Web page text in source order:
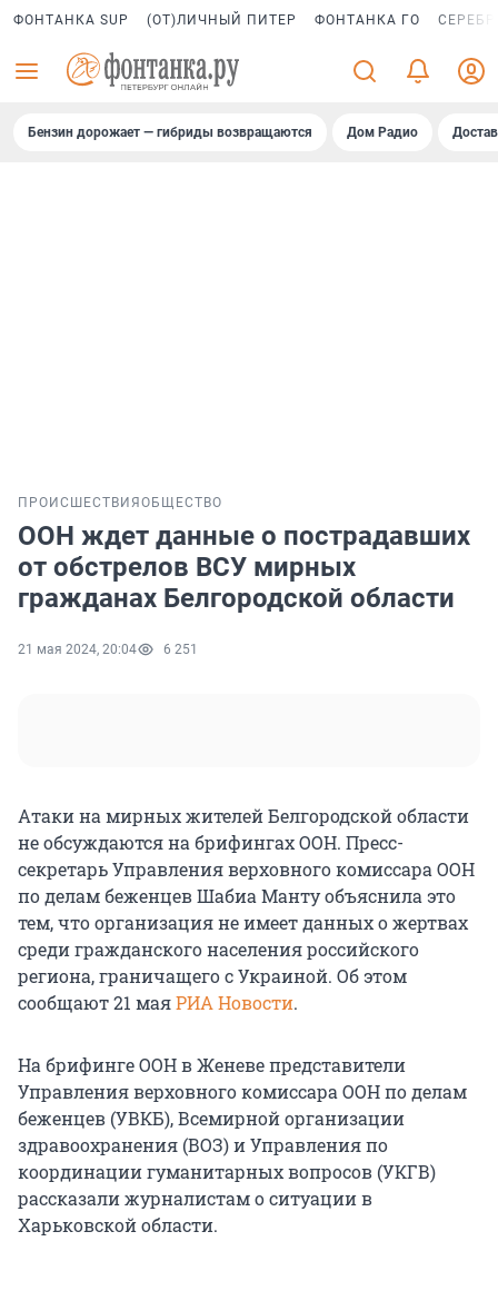
ФОНТАНКА SUP (ОТ)ЛИЧНЫЙ ПИТЕР ФОНТАНКА ГО
Бензин дорожает — гибриды возвращаются Дом Радио
ПРОИСШЕСТВИЯ ОБЩЕСТВО
ООН ждет данные о пострадавших
от обстрелов ВСУ мирных
гражданах Белгородской области
21 мая 2024, 20:04 6 251
Атаки на мирных жителей Белгородской области
не обсуждаются на брифингах ООН. Пресс-
секретарь Управления верховного комиссара ООН
по делам беженцев Шабиа Манту объяснила это
тем, что организация не имеет данных о жертвах
среди гражданского населения российского
региона, граничащего с Украиной. Об этом
сообщают 21 маяРИА Новости.
На брифинге ООН в Женеве представители
Управления верховного комиссара ООН по делам
беженцев (УВКБ), Всемирной организации
здравоохранения (ВОЗ) и Управления по
координации гуманитарных вопросов (УКГВ)
рассказали журналистам о ситуации в
Харьковской области.